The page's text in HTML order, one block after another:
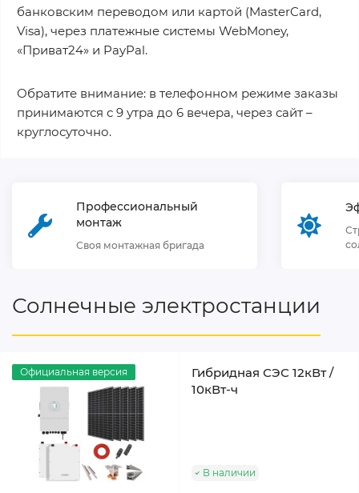
банковским переводом или картой (MasterCard,
Visa), через платежные системы WebMoney,
«Приват24» и PayPal.
Обратите внимание: в телефонном режиме заказы
принимаются с 9 утра до 6 вечера, через сайт –
круглосуточно.
Профессиональный
монтаж
Своя монтажная бригада
Солнечные электростанции
Официальная версия
Гибридная СЭС 12кВт /
10кВт-ч
В наличии